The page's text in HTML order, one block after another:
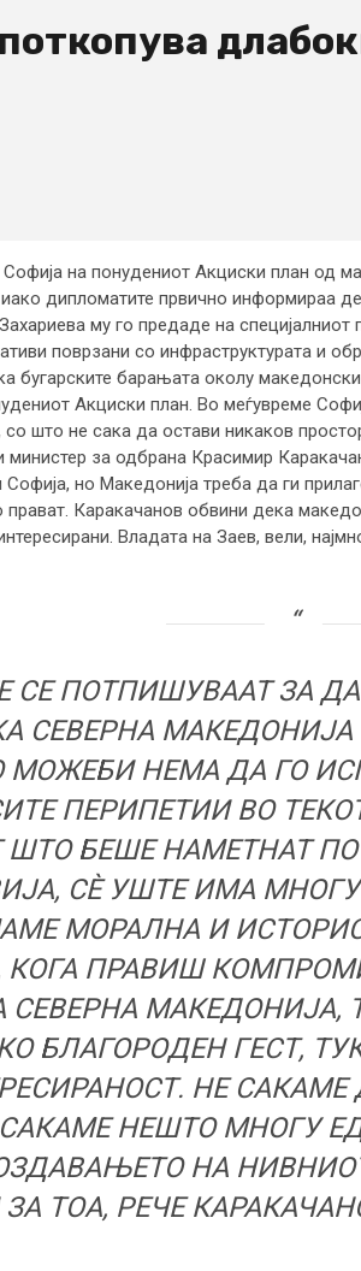
поткопува
на понудениот Акциски план од
дипломатите првично информираа
му го предаде на специјалниот
поврзани со инфраструктурата и
бугарските барањата околу
Акциски план. Во меѓувреме
што не сака да остави никаков
министер за одбрана Красимир
Софија, но Македонија треба да ги
прават. Каракачанов обвини дека
Владата на Заев, вели,
СЕ ПОТПИШУВААТ ЗА
СЕВЕРНА
МОЖЕБИ НЕМА ДА ГО
ПЕРИПЕТИИ ВО
ШТО БЕШЕ НАМЕТНАТ
СÈ УШТЕ ИМА
МОРАЛНА И
КОГА ПРАВИШ
СЕВЕРНА МАКЕДОНИЈА,
БЛАГОРОДЕН ГЕСТ,
НЕ
НЕШТО МНОГУ
НА
ТОА, РЕЧЕ